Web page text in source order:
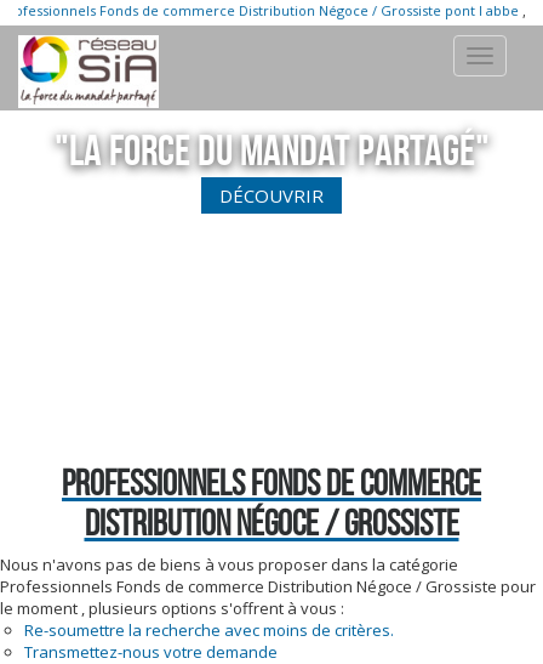
Fonds de commerce Distribution Négoce / Grossiste pont l abbe ,
Toggle
"La Force du Mandat partagé"
DÉCOUVRIR
PROFESSIONNELS FONDS DE COMMERCE
DISTRIBUTION NÉGOCE / GROSSISTE
Nous n'avons pas de biens à vous proposer dans la catégorie
Professionnels Fonds de commerce Distribution Négoce / Grossiste pour
le moment , plusieurs options s'offrent à vous :
Re-soumettre la recherche avec moins de critères.
Transmettez-nous votre demande